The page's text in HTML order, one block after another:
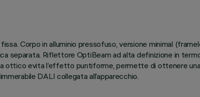
Corpo in alluminio pressofuso, versione minimal
separata. Riflettore OptiBeam ad alta definizione in
evita l’effetto puntiforme, permette di ottenere
DALI collegata all’apparecchio.